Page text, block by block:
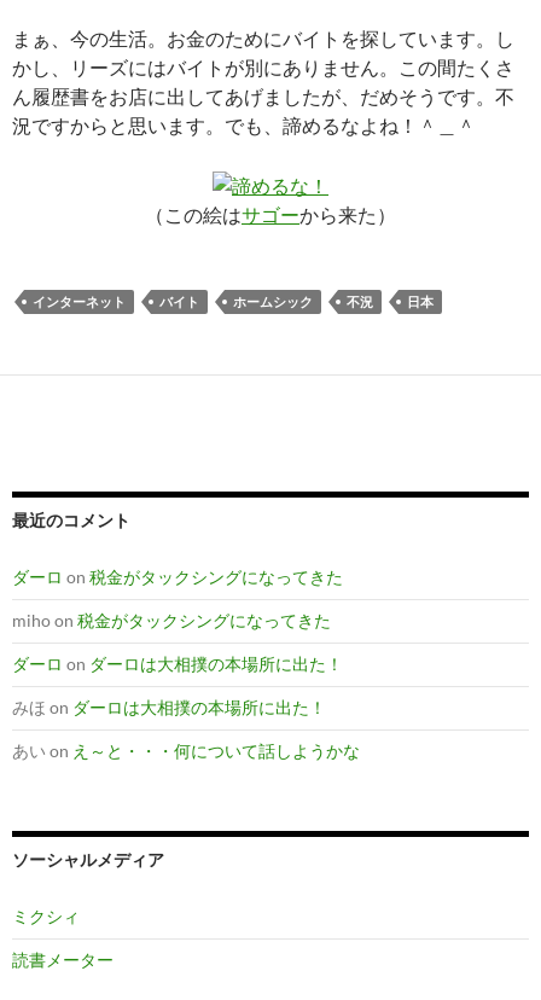
まぁ、今の生活。お金のためにバイトを探しています。し
かし、リーズにはバイトが別にありません。この間たくさ
ん履歴書をお店に出してあげましたが、だめそうです。不
況ですからと思います。でも、諦めるなよね！＾＿＾
（この絵はサゴーから来た）
インターネット バイト ホームシック 不況 日本
最近のコメント
ダーロ on 税金がタックシングになってきた
mihoon 税金がタックシングになってきた
ダーロ on ダーロは大相撲の本場所に出た！
みほ on ダーロは大相撲の本場所に出た！
あい on え～と・・・何について話しようかな
ソーシャルメディア
ミクシィ
読書メーター